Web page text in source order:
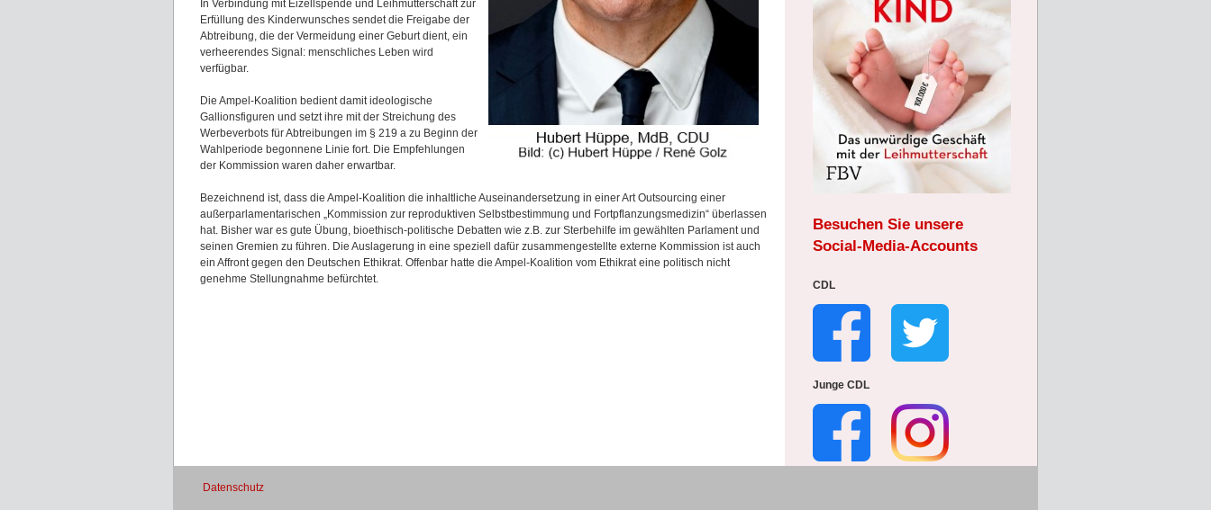
In Verbindung mit Eizellspende und Leihmutterschaft zur
Erfüllung des Kinderwunsches sendet die Freigabe der
Abtreibung, die der Vermeidung einer Geburt dient, ein
verheerendes Signal: menschliches Leben wird
verfügbar.
Die Ampel-Koalition bedient damit ideologische
Gallionsfiguren und setzt ihre mit der Streichung des
Werbeverbots für Abtreibungen im § 219 a zu Beginn der
Wahlperiode begonnene Linie fort. Die Empfehlungen
der Kommission waren daher erwartbar.
Bezeichnend ist, dass die Ampel-Koalition die inhaltliche Auseinandersetzung in einer Art Outsourcing einer
außerparlamentarischen „Kommission zur reproduktiven Selbstbestimmung und Fortpflanzungsmedizin“ überlassen
hat. Bisher war es gute Übung, bioethisch-politische Debatten wie z.B. zur Sterbehilfe im gewählten Parlament und
seinen Gremien zu führen. Die Auslagerung in eine speziell dafür zusammengestellte externe Kommission ist auch
ein Affront gegen den Deutschen Ethikrat. Offenbar hatte die Ampel-Koalition vom Ethikrat eine politisch nicht
genehme Stellungnahme befürchtet.
Besuchen Sie unsere
Social-Media-Accounts
CDL
Junge CDL
Datenschutz